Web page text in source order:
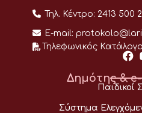
Τηλ. Κέντρο: 2413 500
E-mail:
Τηλεφωνικός
Δημότης &
Παιδικοί
Σύστημα